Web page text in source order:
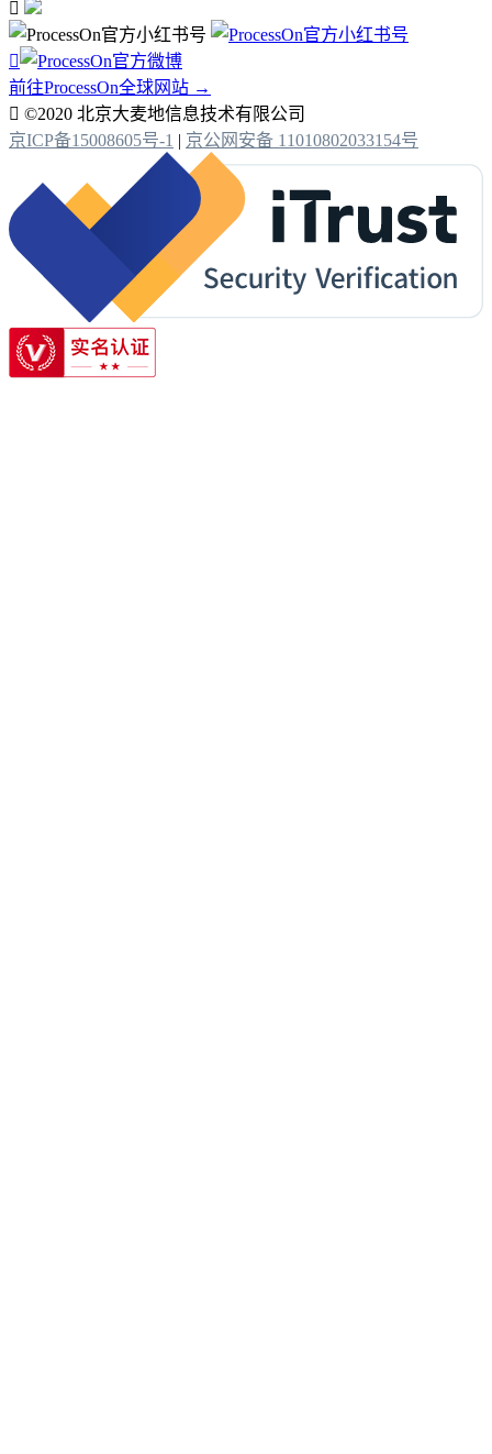


前往ProcessOn全球网站 →
 ©2020 北京大麦地信息技术有限公司
京ICP备15008605号-1 | 京公网安备 11010802033154号